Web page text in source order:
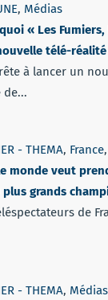
, Médias
quoi « Les
télé-réalité
à lancer un
- THEMA, France,
monde veut
plus grands
de
- THEMA, Médias